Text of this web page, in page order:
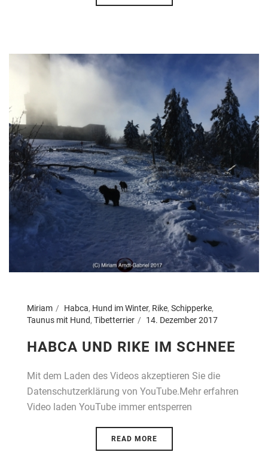
Miriam Habca, Hund im Winter, Rike, Schipperke,
Taunus mit Hund, Tibetterrier 14. Dezember 2017
HABCA UND RIKE IM SCHNEE
Mit dem Laden des Videos akzeptieren Sie die
Datenschutzerklärung von YouTube.Mehr erfahren
Video laden YouTube immer entsperren
READ MORE